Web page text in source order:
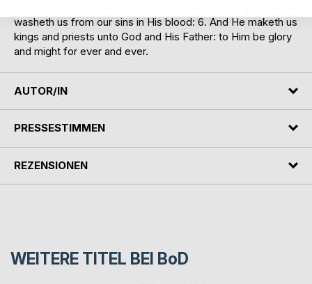
washeth us from our sins in His blood: 6. And He maketh us
kings and priests unto God and His Father: to Him be glory
and might for ever and ever.
AUTOR/IN
PRESSESTIMMEN
REZENSIONEN
WEITERE TITEL BEI BoD